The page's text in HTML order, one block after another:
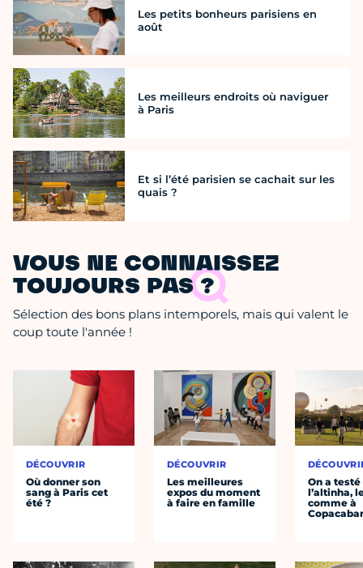
Les petits bonheurs parisiens en
août
Les meilleurs endroits où naviguer
à Paris
Et si l’été parisien se cachait sur les
quais ?
VOUS NE CONNAISSEZ
TOUJOURS PAS ?
Sélection des bons plans intemporels, mais qui valent le
coup toute l'année !
DÉCOUVRIR
Où donner son
sang à Paris cet
été ?
DÉCOUVRIR
Les meilleures
expos du moment
à faire en famille
On a testé
l’altinha,
comme à